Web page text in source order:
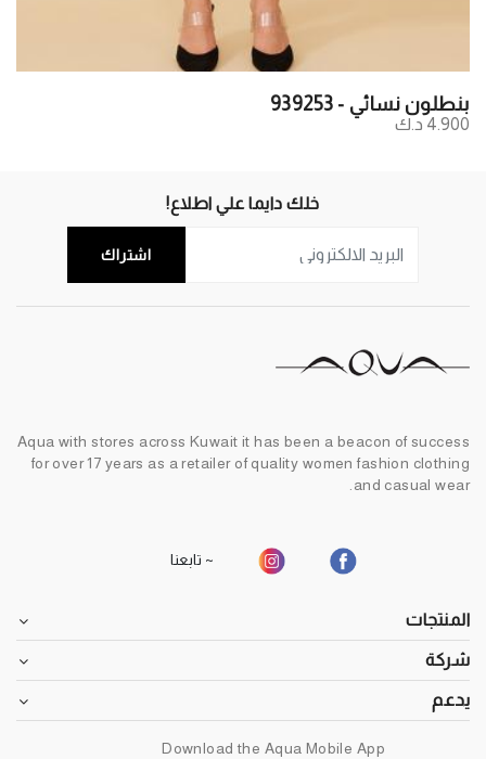
بنطلون نسائي - 939253
4.900 د.ك
خلك دايما علي اطلاع!
اشتراك
Aqua with stores across Kuwait it has been a beacon of success
for over 17 years as a retailer of quality women fashion clothing
and casual wear.
~ تابعنا
المنتجات
شركة
يدعم
Download the Aqua Mobile App